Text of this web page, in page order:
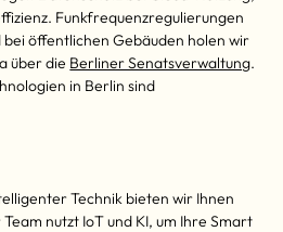
Funkfrequenzregulierungen
öffentlichen Gebäuden holen wir
über die Berliner Senatsverwaltung.
in Berlin sind
Technik bieten wir Ihnen
nutzt IoT und KI, um Ihre Smart